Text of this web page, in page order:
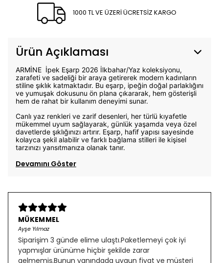
1000 TL VE ÜZERİ ÜCRETSİZ KARGO
Ürün Açıklaması
ARMİNE İpek Eşarp 2026 İlkbahar/Yaz koleksiyonu,
zarafeti ve sadeliği bir araya getirerek modern kadınların
stiline şıklık katmaktadır. Bu eşarp, ipeğin doğal parlaklığını
ve yumuşak dokusunu ön plana çıkararak, hem gösterişli
hem de rahat bir kullanım deneyimi sunar.
Canlı yaz renkleri ve zarif desenleri, her türlü kıyafetle
mükemmel uyum sağlayarak, günlük yaşamda veya özel
davetlerde şıklığınızı artırır. Eşarp, hafif yapısı sayesinde
kolayca şekil alabilir ve farklı bağlama stilleri ile kişisel
tarzınızı yansıtmanıza olanak tanır.
Devamını Göster
MÜKEMMEL
Ayşe Yılmaz
Siparişim 3 günde elime ulaştı.Paketlemeyi çok iyi
yapmışlar ürünüme hiçbir şekilde zarar
gelmemiş.Bunun yanındada uygun fiyat ve müşteri